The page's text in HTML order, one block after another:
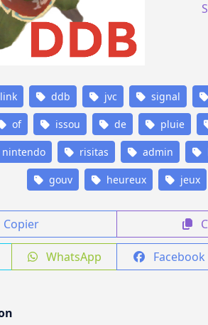
link ddb jvc signal
of issou de pluie
nintendo risitas admin
gouv heureux jeux
Copier
WhatsApp Facebook